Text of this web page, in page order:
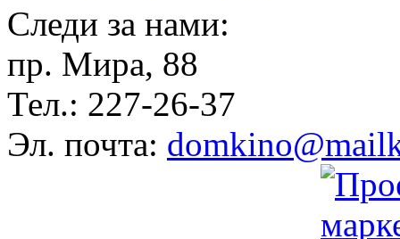
Следи за нами:
пр. Мира, 88
Тел.: 227-26-37
Эл. почта: